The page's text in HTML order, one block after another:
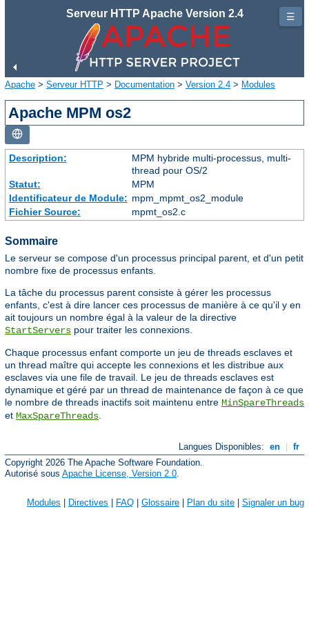
Serveur HTTP Apache Version 2.4
Apache > Serveur HTTP > Documentation > Version 2.4 > Modules
Apache MPM os2
Description:
MPM hybride multi-processus, multi-
thread pour OS/2
Statut:
MPM
Identificateur de Module: mpm_mpmt_os2_module
Fichier Source:
mpmt_os2.c
Sommaire
Le serveur se compose d'un processus principal parent, et d'un petit
nombre fixe de processus enfants.
La tâche du processus parent consiste à gérer les processus
enfants, c'est à dire lancer ces processus de manière à ce qu'il y en
ait toujours un nombre égal à la valeur de la directive
StartServers pour traiter les connexions.
Chaque processus enfant comporte un jeu de threads esclaves et
un thread maître qui accepte les connexions et les distribue aux
esclaves via une file de travail. Le jeu de threads esclaves est
dynamique et géré par un thread de maintenance de façon à ce que
le nombre de threads inactifs soit maintenu entre MinSpareThreads
et MaxSpareThreads
Langues Disponibles: en
fr
Copyright 2026 The Apache Software Foundation.
Autorisé sous Apache License, Version 2.0
Modules | Directives | FAQ | Glossaire | Plan du site | Signaler un bug
☰